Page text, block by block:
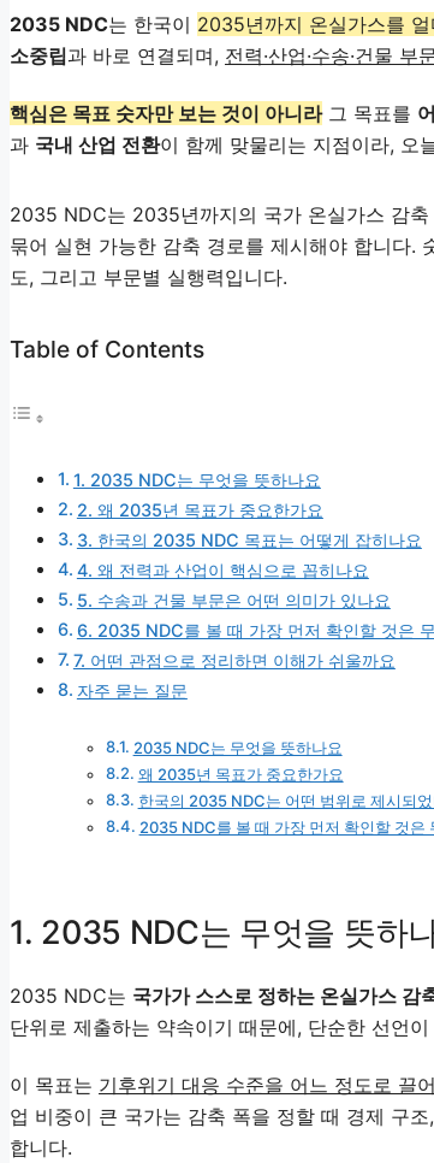
2035 NDC는 한국이 2035년까지 온실가스를 얼
소중립과 바로 연결되며, 전력·산업·수송·건물 부
핵심은 목표 숫자만 보는 것이 아니라그 목표를
과 국내 산업 전환이 함께 맞물리는 지점이라, 오
2035 NDC는 2035년까지의 국가 온실가스 감
묶어 실현 가능한 감축 경로를 제시해야 합니다.
도, 그리고 부문별 실행력입니다.
Table of Contents
1. 2035 NDC는 무엇을 뜻하나요
2. 왜 2035년 목표가 중요한가요
3. 한국의 2035 NDC 목표는 어떻게 잡히나요
4. 왜 전력과 산업이 핵심으로 꼽히나요
5. 수송과 건물 부문은 어떤 의미가 있나요
6. 2035 NDC를 볼 때 가장 먼저 확인할 것은
7. 어떤 관점으로 정리하면 이해가 쉬울까요
자주 묻는 질문
2035 NDC는 무엇을 뜻하나요
왜 2035년 목표가 중요한가요
한국의 2035 NDC는 어떤 범위로 제시되
2035 NDC를 볼 때 가장 먼저 확인할 것은
1. 2035 NDC는 무엇을 뜻하
2035 NDC는 국가가 스스로 정하는 온실가스 감
단위로 제출하는 약속이기 때문에, 단순한 선언
이 목표는 기후위기 대응 수준을 어느 정도로 끌
업 비중이 큰 국가는 감축 폭을 정할 때 경제 구
합니다.